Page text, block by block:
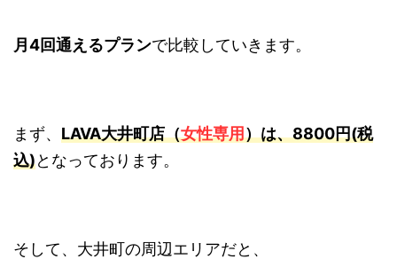
月4回通えるプランで比較していきます。
まず、 LAVA大井町店（女性専用）は、8800円(税
込)となっております。
そして、大井町の周辺エリアだと、